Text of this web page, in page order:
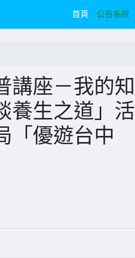
首頁(current)
公告系統
講座－我的知
養生之道」活
「優遊台中